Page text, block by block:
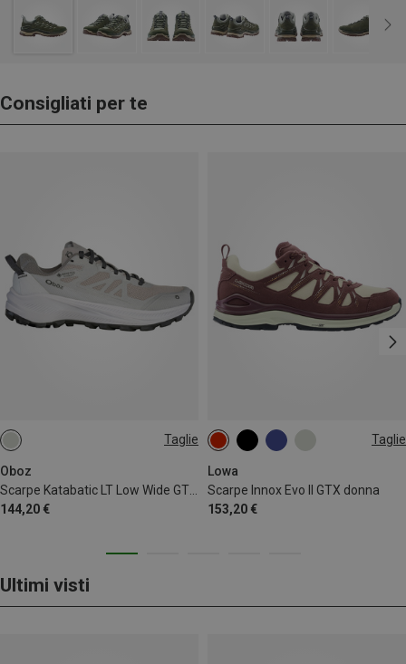
Consigliati per te
Taglie
Oboz
144,20 €
37 Taglie
Lowa
Scarpe Innox Evo II GTX donna
153,20 €
37.5 38 39
41
42.5
Ultimi visti